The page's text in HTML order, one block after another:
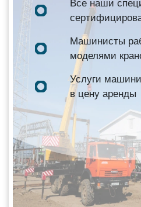
Все наши
Машинисты
моделями
Услуги
в цену аренды